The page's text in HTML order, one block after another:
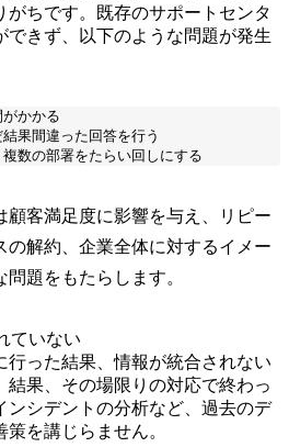
がちです。既存のサポートセンタ
できず、以下のような問題が発生
がかかる
結果間違った回答を行う
複数の部署をたらい回しにする
顧客満足度に影響を与え、リピー
の解約、企業全体に対するイメー
題をもたらします。
ていない
行った結果、情報が統合されない
結果、その場限りの対応で終わっ
ンシデントの分析など、過去のデ
を講じらません。